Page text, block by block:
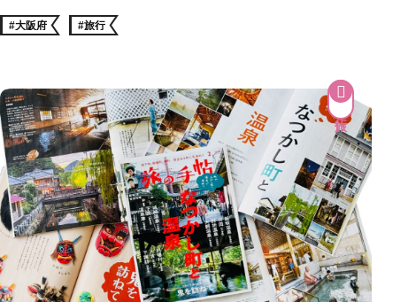
#大阪府 #旅行